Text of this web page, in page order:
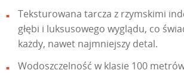
Teksturowana tarcza z rzymskimi
głębi i luksusowego wyglądu, co
każdy, nawet najmniejszy detal.
Wodoszczelność w klasie 100